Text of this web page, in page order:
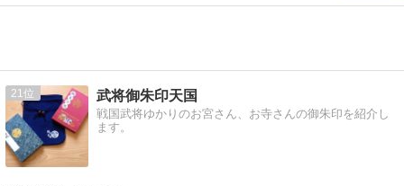
21 武将御朱印天国
戦国武将ゆかりのお宮さん、お寺さんの御朱印を紹介し
ます。